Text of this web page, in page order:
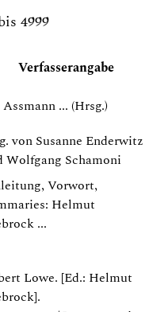
4999
Verfasserangabe
Assmann ... (Hrsg.)
von Susanne Enderwitz
Wolfgang Schamoni
Vorwort,
Helmut
...
Lowe. [Ed.: Helmut